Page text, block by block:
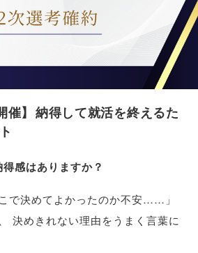
催】 納得して就活を終えるた
感はありますか？
で決めてよかったのか不安…… 」
決めきれない理由をうまく言葉に